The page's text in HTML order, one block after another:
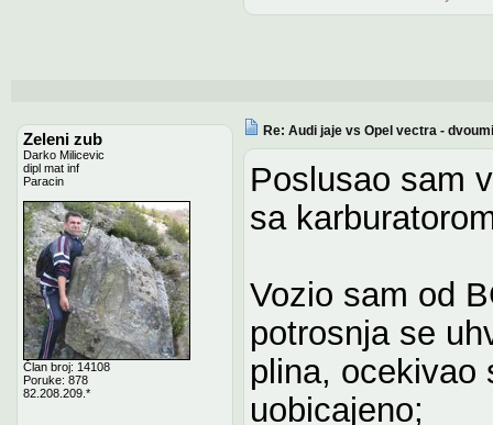
Zeleni zub
Darko Milicevic
dipl mat inf
Paracin
Član broj: 14108
Poruke: 878
82.208.209.*
Re: Audi jaje vs Opel vectra -
Poslusao sam
sa
Vozio sam od
potrosnja se
plina, ocekivao
uobicajeno;